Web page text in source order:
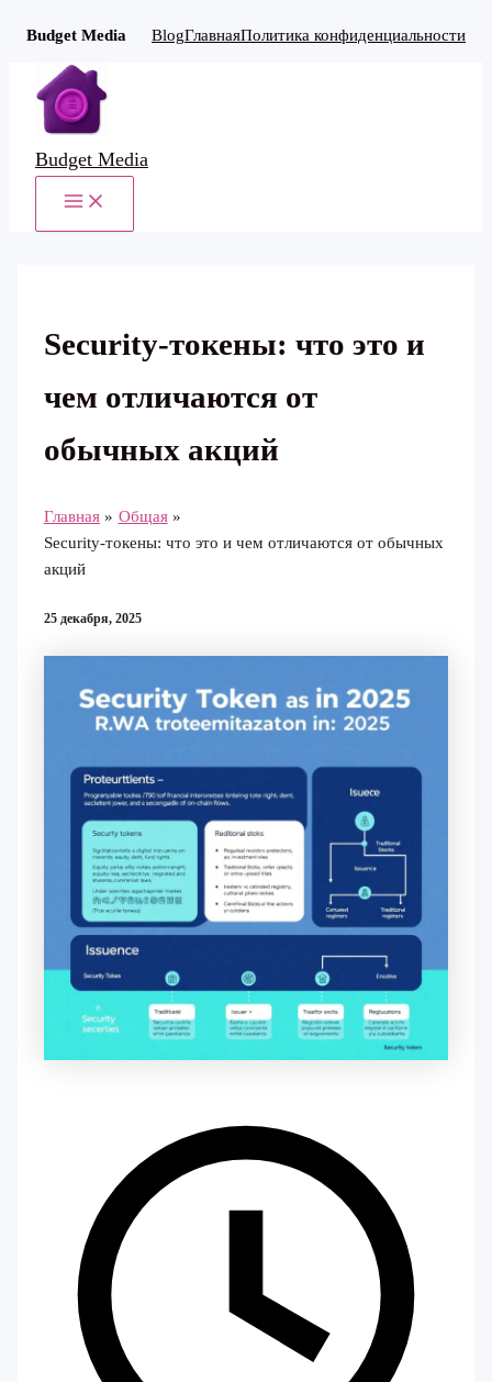
Budget Media BlogГлавнаяПолитика конфиденциальности
Перейти
содержимому
Budget Media
MAIN
Security-токены: что это и
чем отличаются от
обычных акций
Главная
Общая
Security-токены: что это и чем отличаются от обычных
акций
25 декабря, 2025